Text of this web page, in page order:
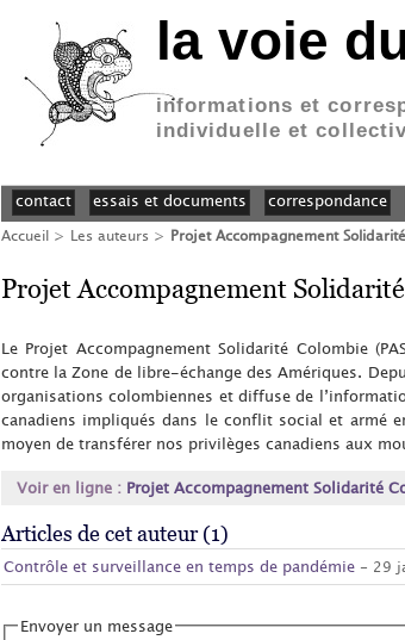
la voie
informations et
individuelle et
contact essais et documents correspondance
Accueil> Les auteurs > Projet Accompagnement
Projet Accompagnement
Le Projet Accompagnement Solidarité Colombie
contre la Zone de libre-échange des Amériques.
organisations colombiennes et diffuse de
canadiens impliqués dans le conflit social et armé
moyen de transférer nos privilèges canadiens aux
Voir en ligne : Projet Accompagnement Solidarité
Articles de cet auteur (1)
Contrôle et surveillance en temps de pandémie - 29
Envoyer un message